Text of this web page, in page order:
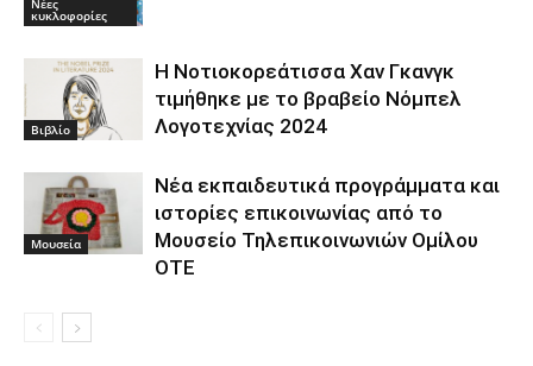
κυκλοφορίες
Βιβλίο
Η Νοτιοκορεάτισσα Χαν Γκανγκ
τιμήθηκε με το βραβείο Νόμπελ
Λογοτεχνίας 2024
Μουσεία
Νέα εκπαιδευτικά προγράμματα και
ιστορίες επικοινωνίας από το
Μουσείο Τηλεπικοινωνιών Ομίλου
ΟΤΕ